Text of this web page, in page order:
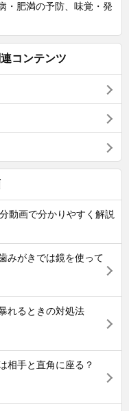
・肥満の予防、味覚・発
コンテンツ
動画で分かりやすく解説
みがきでは鏡を使って
れるときの対処法
相手と直角に座る？